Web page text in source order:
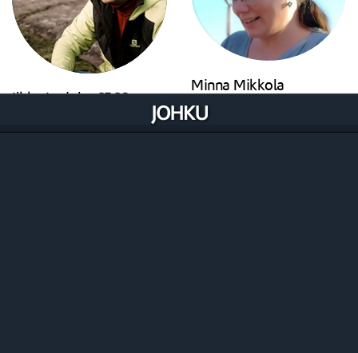
Ilkka Lariola, CECO
Johku Ekosysteemi ja uudet
asiakkaat
Minna Mikkola
Viestintä, kauppiastuki
tuki@johku.com